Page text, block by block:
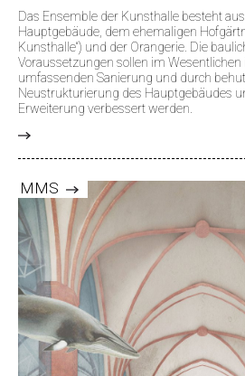
Das Ensemble der Kunsthalle besteht
Hauptgebäude, dem ehemaligen
Kunsthalle“) und der Orangerie. Die
Voraussetzungen sollen im
umfassenden Sanierung und durch
Neustrukturierung des Hauptgebäudes
Erweiterung verbessert werden.
MMS